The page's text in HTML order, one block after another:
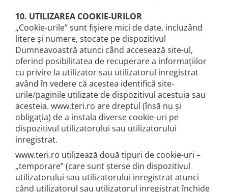
10. UTILIZAREA COOKIE-URILOR
„Cookie-urile” sunt fișiere mici de date, incluzând
litere și numere, stocate pe dispozitivul
Dumneavoastră atunci când accesează site-ul,
oferind posibilitatea de recuperare a informațiilor
cu privire la utilizator sau utilizatorul inregistrat
având în vedere că acestea identifică site-
urile/paginile utilizate de dispozitivul acestuia sau
acesteia. www.teri.ro are dreptul (însă nu și
obligația) de a instala diverse cookie-uri pe
dispozitivul utilizatorului sau utilizatorului
inregistrat.
www.teri.ro utilizează două tipuri de cookie-uri –
„temporare” (care sunt șterse din dispozitivul
utilizatorului sau utilizatorului inregistrat atunci
când utilizatorul sau utilizatorul inregistrat închide